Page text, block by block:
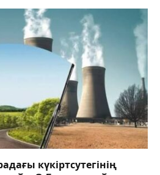
күкіртсутегінің